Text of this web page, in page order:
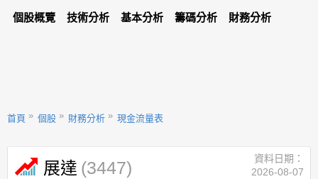
個股概覽 技術分析 基本分析 籌碼分析 財務分析
首頁 個股 財務分析 現金流量表
展達 (3447)
資料日期：
2026-08-07